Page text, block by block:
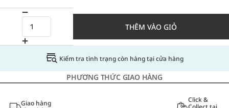
THÊM VÀO GIỎ
Kiểm tra tình trạng còn hàng tại cửa hàng
PHƯƠNG THỨC GIAO HÀNG
Giao hàng
Click &